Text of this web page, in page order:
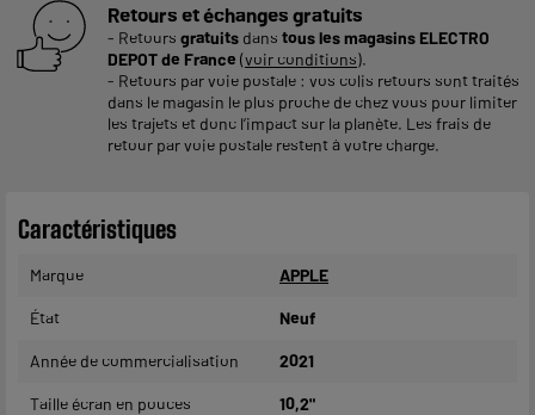
Retours et échanges gratuits
- Retours gratuits dans tous les magasins ELECTRO
DEPOT de France (voir conditions).
- Retours par voie postale : vos colis retours sont traités
dans le magasin le plus proche de chez vous pour limiter
les trajets et donc l’impact sur la planète. Les frais de
retour par voie postale restent à votre charge.
Caractéristiques
Marque APPLE
État Neuf
Année de commercialisation 2021
Taille écran en pouces 10,2"